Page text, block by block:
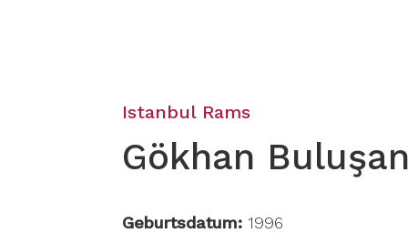
Istanbul Rams
Gökhan
Geburtsdatum: 1996